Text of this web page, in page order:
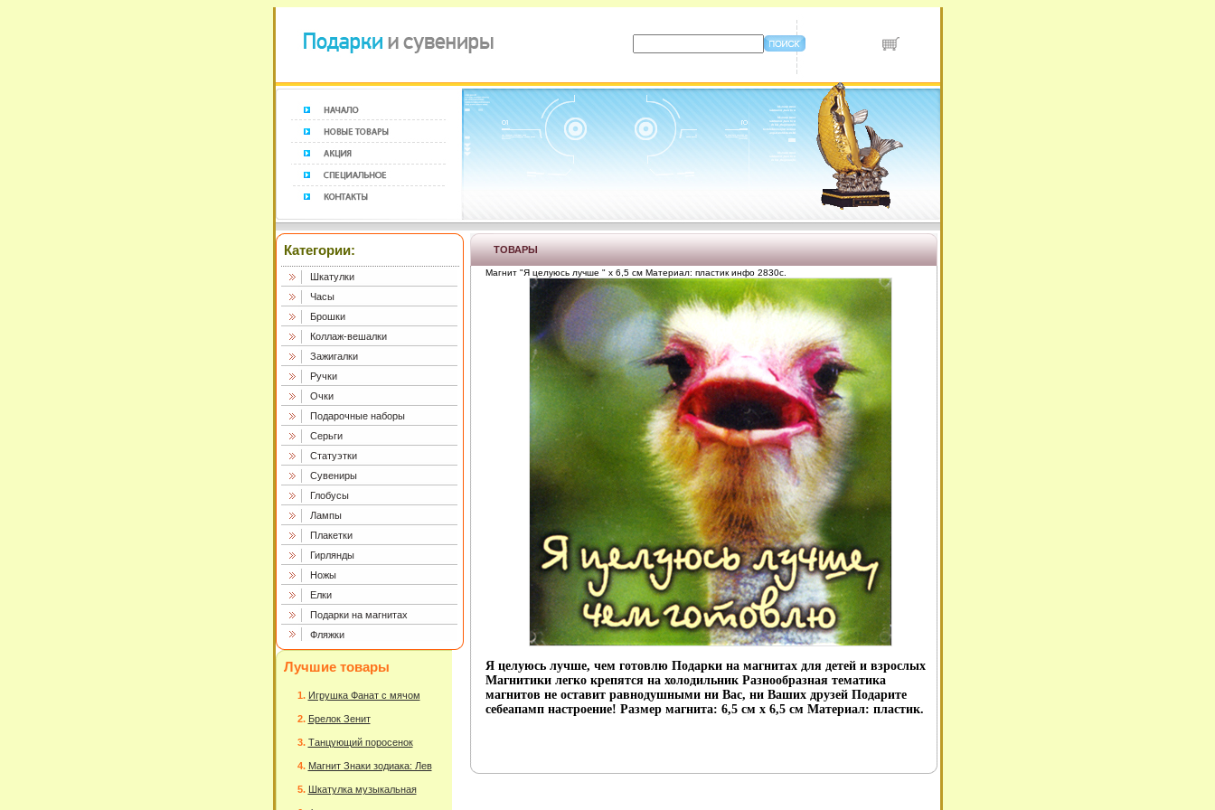
Категории:
Шкатулки
Часы
Брошки
Коллаж-вешалки
Зажигалки
Ручки
Очки
Подарочные наборы
Серьги
Статуэтки
Сувениры
Глобусы
Лампы
Плакетки
Гирлянды
Ножы
Елки
Подарки на магнитах
Фляжки
Лучшие товары
Игрушка Фанат с мячом
Брелок Зенит
Танцующий поросенок
Магнит Знаки зодиака: Лев
Шкатулка музыкальная
ТОВАРЫ
Магнит "Я целуюсь лучше " х 6,5 см Материал: пластик инфо 2830c.
Я целуюсь лучше, чем готовлю Подарки на магнитах для детей и взрослых
Магнитики легко крепятся на холодильник Разнообразная тематика
магнитов не оставит равнодушными ни Вас, ни Ваших друзей Подарите
себеапамп настроение! Размер магнита: 6,5 см х 6,5 см Материал: пластик.